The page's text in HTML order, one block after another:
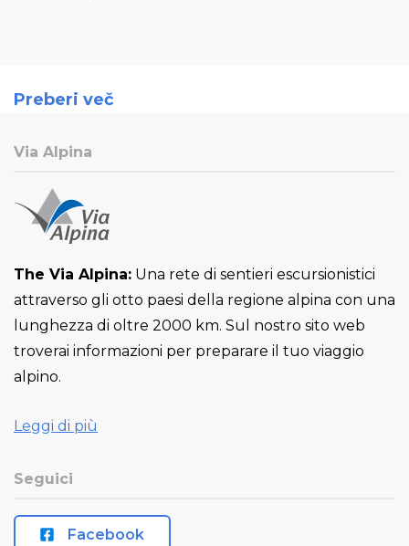
Preberi več
Via Alpina
The Via Alpina: Una rete di sentieri escursionistici
attraverso gli otto paesi della regione alpina con una
lunghezza di oltre 2000 km. Sul nostro sito web
troverai informazioni per preparare il tuo viaggio
alpino.
Leggi di più
Seguici
Facebook